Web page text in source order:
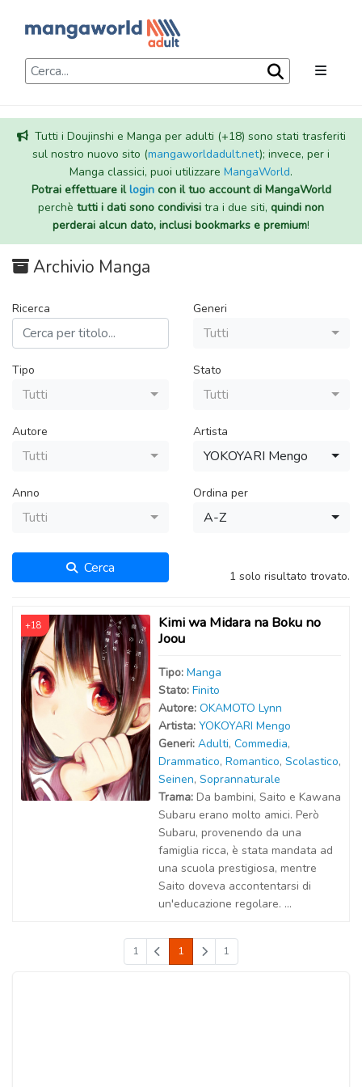
Tutti i Doujinshi e Manga per adulti (+18) sono stati trasferiti
sul nostro nuovo sito (mangaworldadult.net); invece, per i
Manga classici, puoi utilizzare MangaWorld.
Potrai effettuare illogincon il tuo account di MangaWorld
perchè tutti i dati sono condivisi tra i due siti, quindi non
perderai alcun dato, inclusi bookmarks e premium!
Archivio Manga
Ricerca Generi
Tutti
Tipo
Tutti
Stato
Tutti
Autore
Tutti
Artista
YOKOYARI Mengo
Anno
Tutti
Ordina per
A-Z
Cerca 1 solo risultato trovato.
+18
Kimi wa Midara na Boku no
Joou
Tipo: Manga
Stato: Finito
Autore: OKAMOTO Lynn
Artista: YOKOYARI Mengo
Generi: Adulti, Commedia,
Drammatico, Romantico, Scolastico,
Seinen, Soprannaturale
Trama: Da bambini, Saito e Kawana
Subaru erano molto amici. Però
Subaru, provenendo da una
famiglia ricca, è stata mandata ad
una scuola prestigiosa, mentre
Saito doveva accontentarsi di
un'educazione regolare. ...
1 1 1